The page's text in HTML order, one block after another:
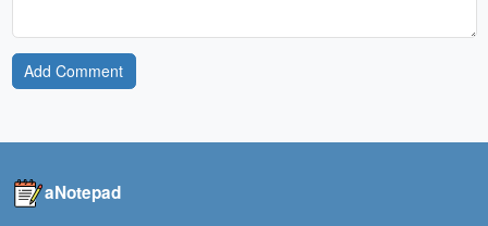
Add Comment
aNotepad